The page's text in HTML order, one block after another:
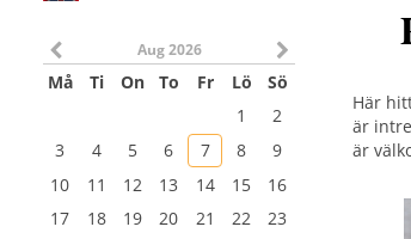
Aug 2026
Må Ti On To Fr Lö
Sö
1
2
3
4 5 6 7 8
9
10
11 12 13 14 15
16
17
18 19 20 21 22
23
Här
är
är